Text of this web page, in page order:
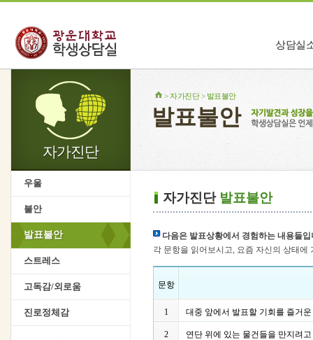
상담실
찾아오시는
자가진단
발표불안
> 자가진단 > 발표불안
우울
불안
발표불안
스트레스
고독감/외로움
진로정체감
자가진단 발표불안
다음은 발표상황에서 경험하는 내용들입
각 문항을 읽어보시고, 요즘 자신의 상태
문항
1 대중 앞에서 발표할 기회를 즐거
2 연단 위에 있는 물건들을 만지려